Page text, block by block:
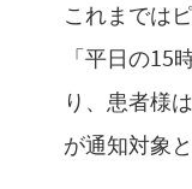
これまでは
「平日の15
り、患者様
が通知対象